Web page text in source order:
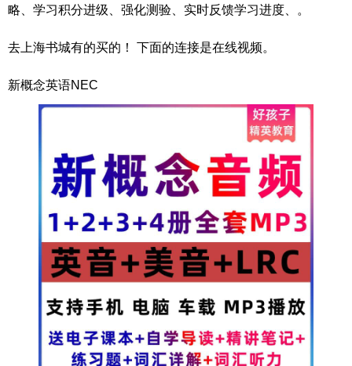
略、学习积分进级、强化测验、实时反馈学习进度、。
去上海书城有的买的！ 下面的连接是在线视频。
新概念英语NEC